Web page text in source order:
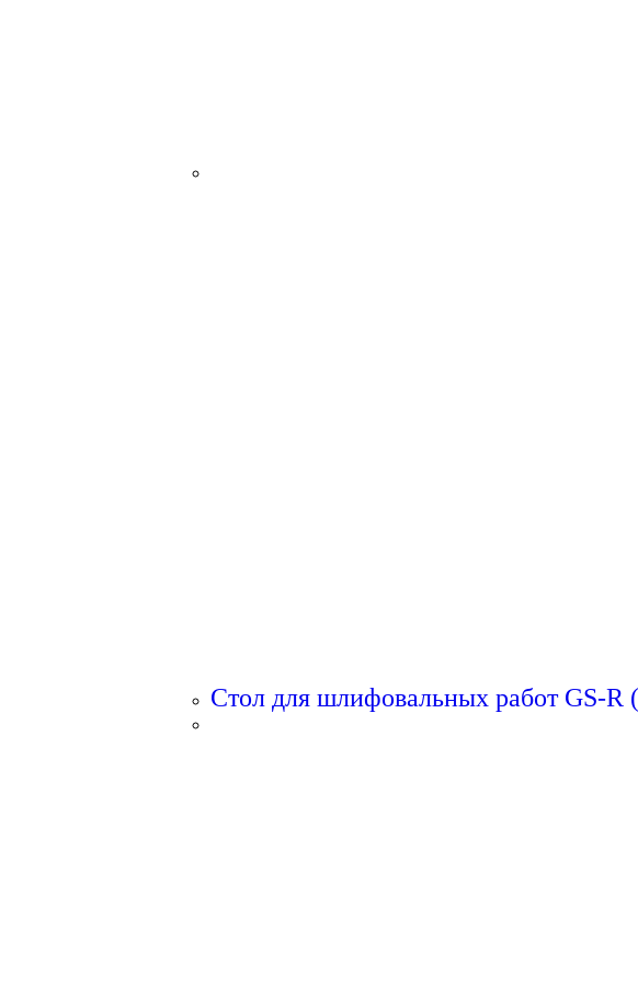
Стол для шлифовальных работ GS-R